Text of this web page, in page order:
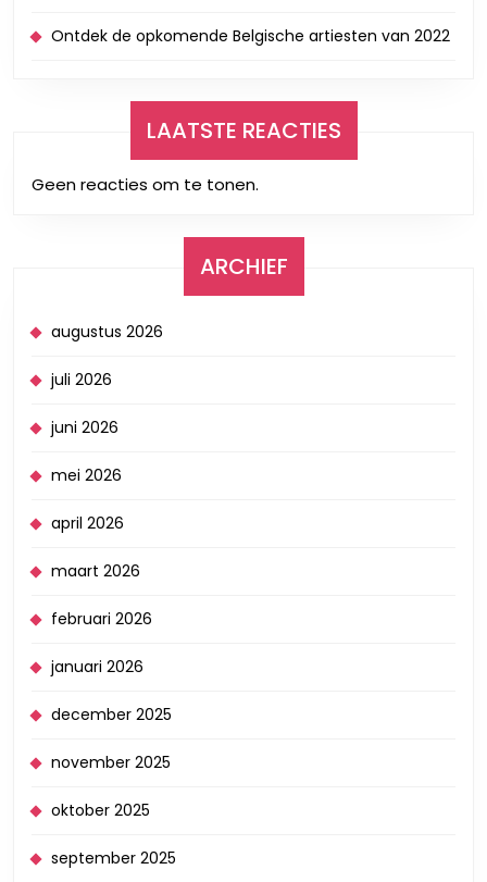
Ontdek de opkomende Belgische artiesten van 2022
LAATSTE REACTIES
Geen reacties om te tonen.
ARCHIEF
augustus 2026
juli 2026
juni 2026
mei 2026
april 2026
maart 2026
februari 2026
januari 2026
december 2025
november 2025
oktober 2025
september 2025